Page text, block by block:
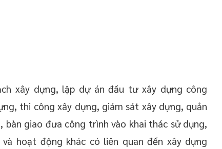
xây dựng, lập dự án đầu tư xây dựng công
thi công xây dựng, giám sát xây dựng, quản
giao đưa công trình vào khai thác sử dụng,
hoạt động khác có liên quan đến xây dựng